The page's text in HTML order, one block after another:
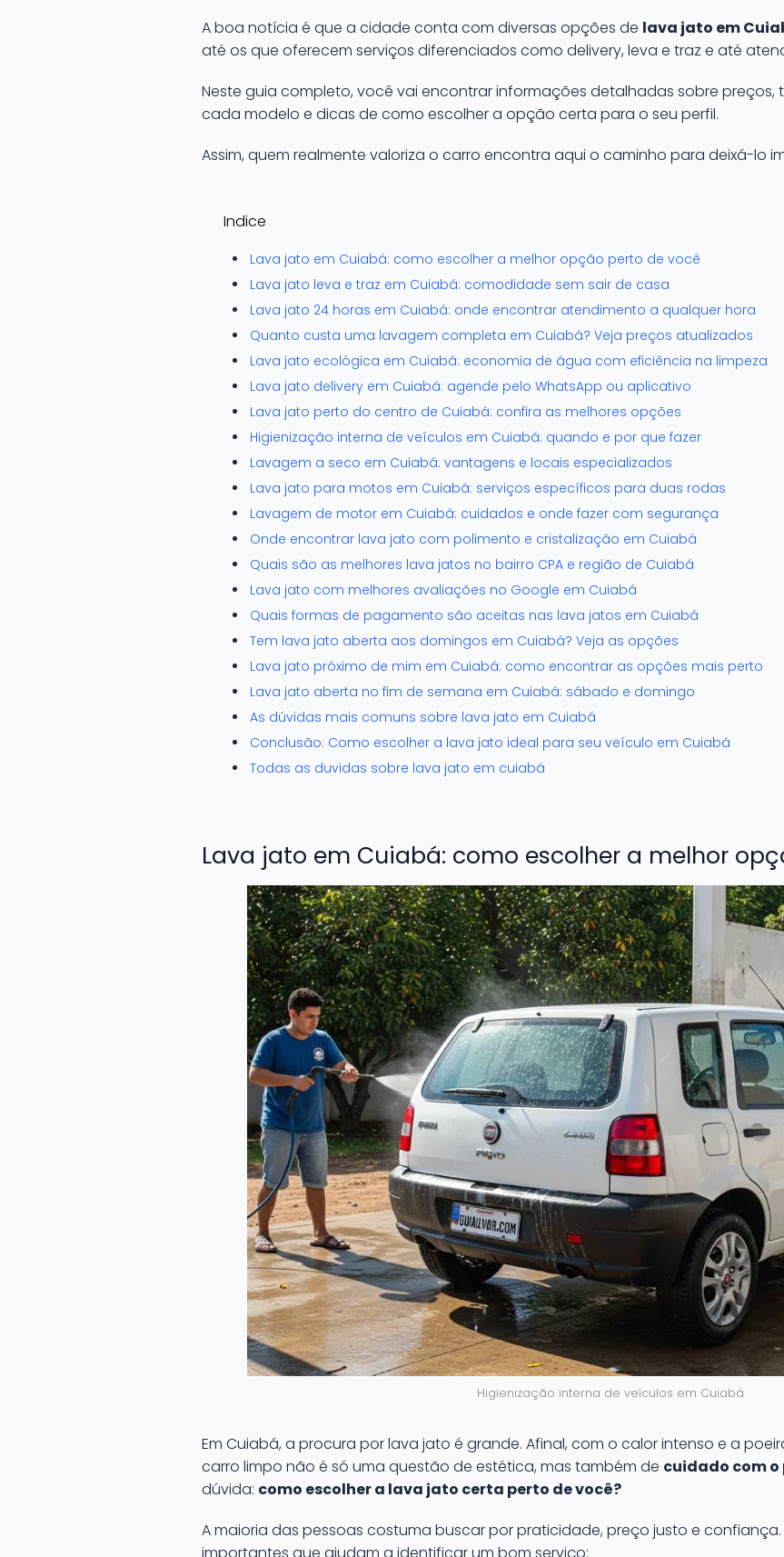
A boa notícia é que a cidade conta com diversas opções de lava jato em
até os que oferecem serviços diferenciados como delivery, leva e traz e até
Neste guia completo, você vai encontrar informações detalhadas sobre preços,
cada modelo e dicas de como escolher a opção certa para o seu perfil.
Assim, quem realmente valoriza o carro encontra aqui o caminho para deixá-lo
Indice
Lava jato em Cuiabá: como escolher a melhor opção perto de você
Lava jato leva e traz em Cuiabá: comodidade sem sair de casa
Lava jato 24 horas em Cuiabá: onde encontrar atendimento a qualquer hora
Quanto custa uma lavagem completa em Cuiabá? Veja preços atualizados
Lava jato ecológica em Cuiabá: economia de água com eficiência na limpeza
Lava jato delivery em Cuiabá: agende pelo WhatsApp ou aplicativo
Lava jato perto do centro de Cuiabá: confira as melhores opções
Higienização interna de veículos em Cuiabá: quando e por que fazer
Lavagem a seco em Cuiabá: vantagens e locais especializados
Lava jato para motos em Cuiabá: serviços específicos para duas rodas
Lavagem de motor em Cuiabá: cuidados e onde fazer com segurança
Onde encontrar lava jato com polimento e cristalização em Cuiabá
Quais são as melhores lava jatos no bairro CPA e região de Cuiabá
Lava jato com melhores avaliações no Google em Cuiabá
Quais formas de pagamento são aceitas nas lava jatos em Cuiabá
Tem lava jato aberta aos domingos em Cuiabá? Veja as opções
Lava jato próximo de mim em Cuiabá: como encontrar as opções mais perto
Lava jato aberta no fim de semana em Cuiabá: sábado e domingo
As dúvidas mais comuns sobre lava jato em Cuiabá
Conclusão: Como escolher a lava jato ideal para seu veículo em Cuiabá
Todas as duvidas sobre lava jato em cuiabá
Lava jato em Cuiabá: como escolher a melhor
Higienização interna de veículos em Cuiabá
Em Cuiabá, a procura por lava jato é grande. Afinal, com o calor intenso e a
carro limpo não é só uma questão de estética, mas também de cuidado com
dúvida: como escolher a lava jato certa perto de você?
A maioria das pessoas costuma buscar por praticidade, preço justo e confiança.